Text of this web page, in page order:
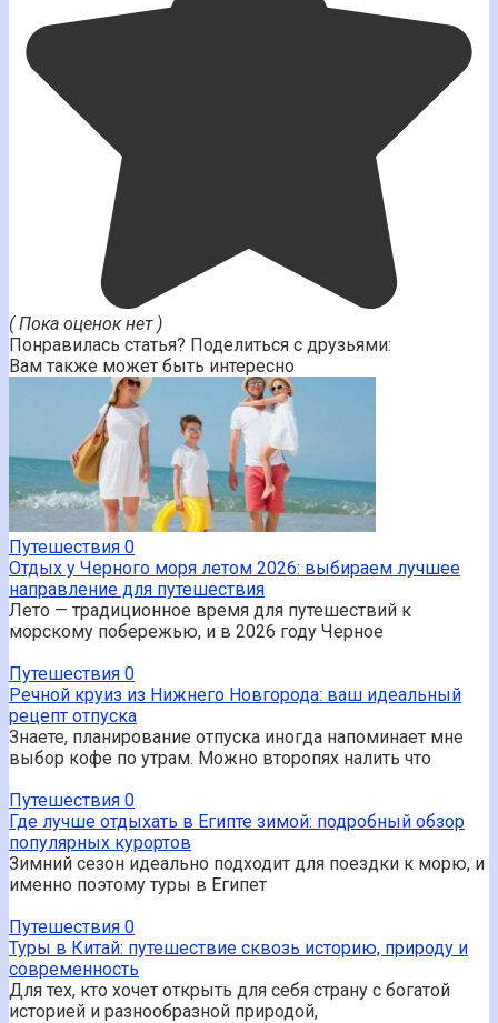
( Пока оценок нет )
Понравилась статья? Поделиться с друзьями:
Вам также может быть интересно
Путешествия 0
Отдых у Черного моря летом 2026: выбираем лучшее
направление для путешествия
Лето — традиционное время для путешествий к
морскому побережью, и в 2026 году Черное
Путешествия 0
Речной круиз из Нижнего Новгорода: ваш идеальный
рецепт отпуска
Знаете, планирование отпуска иногда напоминает мне
выбор кофе по утрам. Можно второпях налить что
Путешествия 0
Где лучше отдыхать в Египте зимой: подробный обзор
популярных курортов
Зимний сезон идеально подходит для поездки к морю, и
именно поэтому туры в Египет
Путешествия 0
Туры в Китай: путешествие сквозь историю, природу и
современность
Для тех, кто хочет открыть для себя страну с богатой
историей и разнообразной природой,